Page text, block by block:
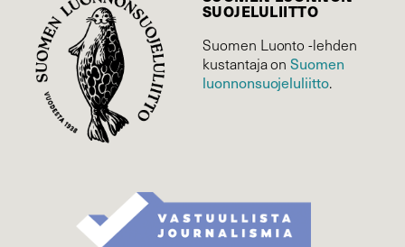
SUOJELU­LIITTO
Suomen Luonto -lehden
kustantaja onSuomen
luonnonsuojelu­liitto.